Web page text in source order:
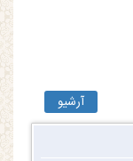
آرشیو